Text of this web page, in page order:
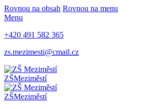
Rovnou na obsah Rovnou na menu
Menu
+420 491 582 365
zs.mezimesti@cmail.cz
ZŠMeziměstí
ZŠMeziměstí